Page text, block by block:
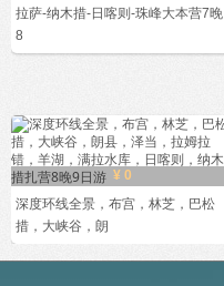
拉萨-纳木措-日喀则-珠峰大本营7晚
8
¥ 0
深度环线全景，布宫，林芝，巴松
措，大峡谷，朗